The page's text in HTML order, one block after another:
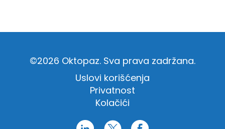
©2026 Oktopaz. Sva prava zadržana.
Uslovi korišćenja
Privatnost
Kolačići